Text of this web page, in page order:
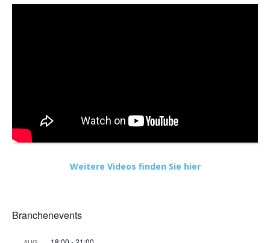
Weitere Videos finden Sie hier
Branchenevents